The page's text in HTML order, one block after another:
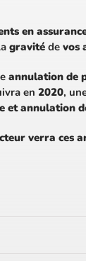
en
gravitéde vos
annulation de
en 2020,
et annulation
verra ces